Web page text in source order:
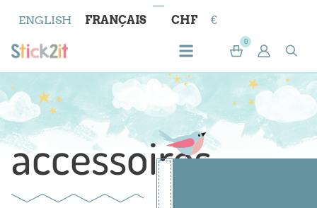
ENGLISH FRANÇAIS CHF €
0
accessoires